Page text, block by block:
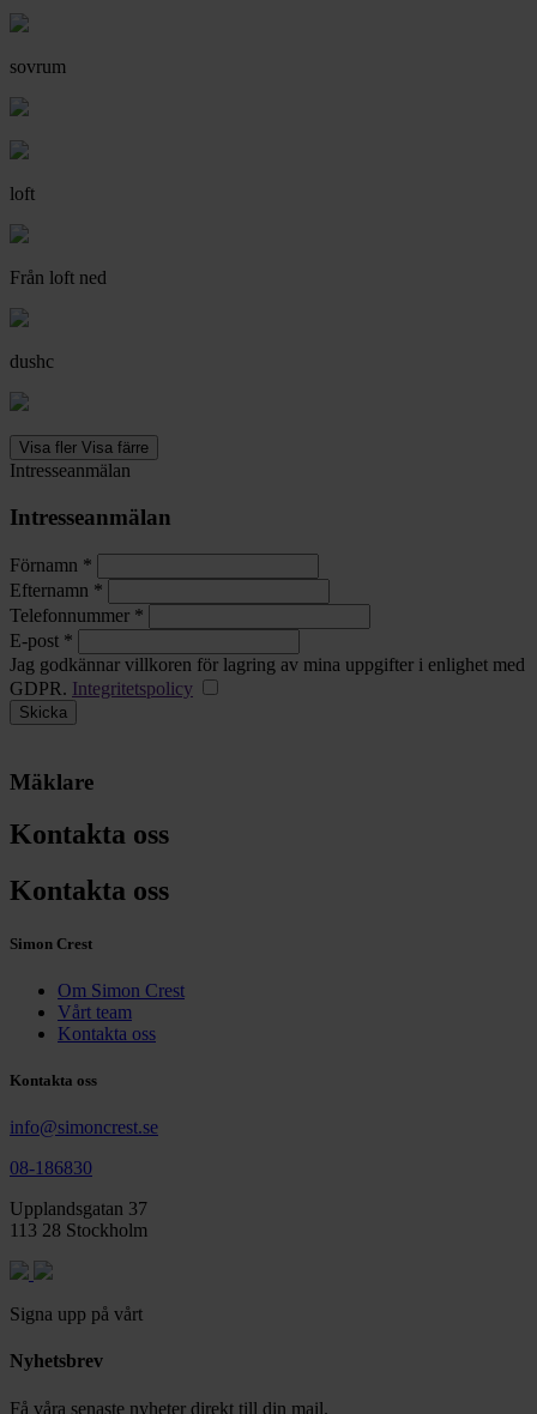
sovrum
loft
Från loft ned
dushc
Visa fler Visa färre
Intresseanmälan
Intresseanmälan
Förnamn *
Efternamn *
Telefonnummer *
E-post *
Jag godkännar villkoren för lagring av mina uppgifter i enlighet med
GDPR. Integritetspolicy
Mäklare
Kontakta oss
Kontakta oss
Simon Crest
Om Simon Crest
Vårt team
Kontakta oss
Kontakta oss
info@simoncrest.se
08-186830
Upplandsgatan 37
113 28 Stockholm
Signa upp på vårt
Nyhetsbrev
Få våra senaste nyheter direkt till din mail.